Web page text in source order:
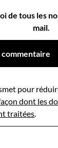
de tous les
mail.
pour
dont les
traitées.